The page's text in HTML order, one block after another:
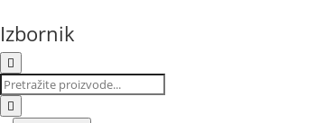
Izbornik